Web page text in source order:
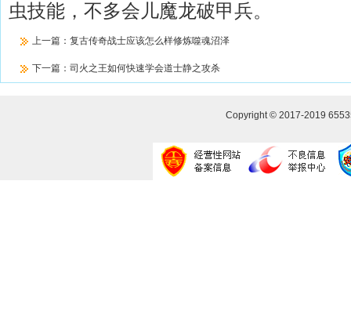
虫技能，不多会儿魔龙破甲兵。
上一篇： 复古传奇战士应该怎么样修炼噬魂沼泽
下一篇： 司火之王如何快速学会道士静之攻杀
Copyright © 2017-2019